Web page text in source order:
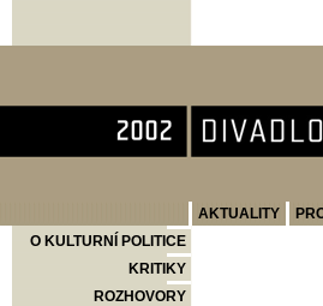
AKTUALITY
O KULTURNÍ POLITICE
KRITIKY
ROZHOVORY